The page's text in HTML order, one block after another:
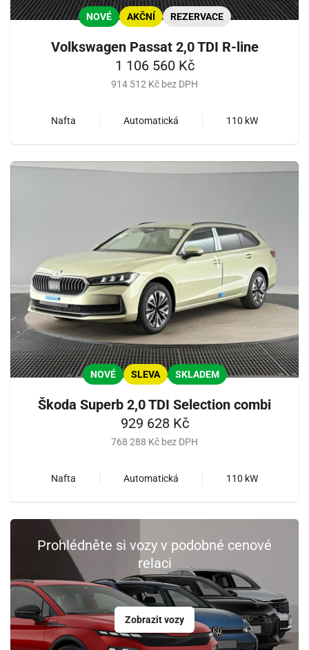
NOVÉ AKČNÍ REZERVACE
Volkswagen Passat 2,0 TDI R-line
1 106 560 Kč
914 512 Kč bez DPH
Nafta Automatická 110 kW
NOVÉ SLEVA SKLADEM
Škoda Superb 2,0 TDI Selection combi
929 628 Kč
768 288 Kč bez DPH
Nafta Automatická 110 kW
Prohlédněte si vozy v podobné cenové
relaci
Zobrazit vozy